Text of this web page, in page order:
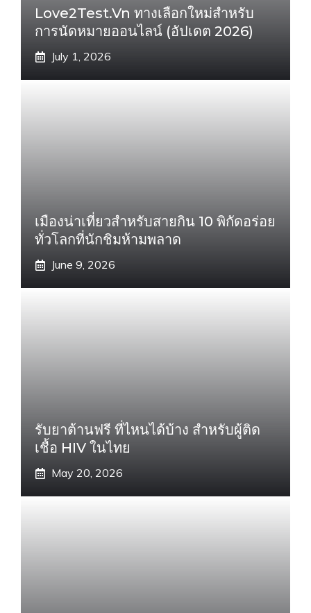
Love2Test.vn ทางเลือกใหม่สำหรับ
การนัดหมายออนไลน์ (อัปเดต 2026)
July 1, 2026
เมืองน่าเที่ยวสำหรับสายกิน 10 พิกัดอร่อย
ทั่วโลกที่นักชิมห้ามพลาด
June 9, 2026
รับยาต้านฟรี ที่ไหนได้บ้าง สำหรับผู้ติด
เชื้อ HIV ในไทย
May 20, 2026